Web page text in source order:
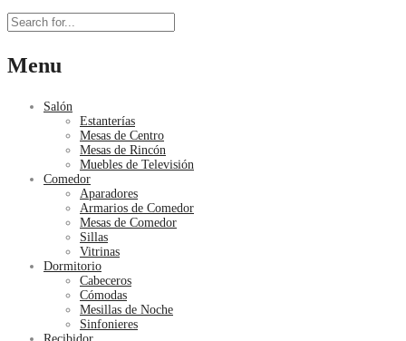
Menu
Salón
Estanterías
Mesas de Centro
Mesas de Rincón
Muebles de Televisión
Comedor
Aparadores
Armarios de Comedor
Mesas de Comedor
Sillas
Vitrinas
Dormitorio
Cabeceros
Cómodas
Mesillas de Noche
Sinfonieres